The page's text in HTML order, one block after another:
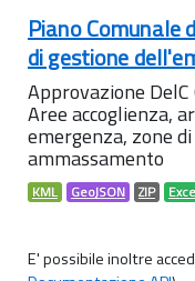
Piano Comunale
di gestione
Approvazione
Aree accoglienza,
emergenza, zone
ammassamento
KML GeoJSON ZIP
E' possibile inoltre